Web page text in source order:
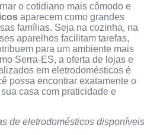
o cotidiano mais cômodo e
aparecem como grandes
famílias. Seja na cozinha, na
aparelhos facilitam tarefas,
para um ambiente mais
Serra-ES, a oferta de lojas e
em eletrodomésticos é
possa encontrar exatamente o
casa com praticidade e
de eletrodomésticos